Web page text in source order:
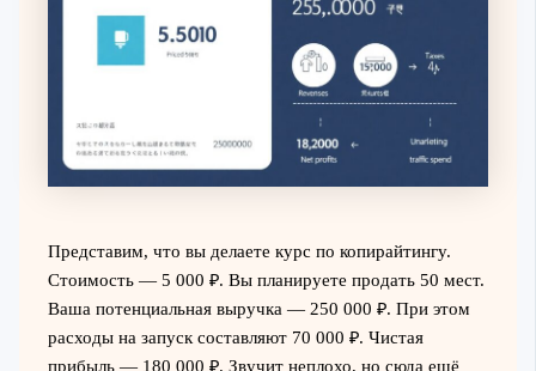
Представим, что вы делаете курс по копирайтингу.
Стоимость — 5 000 ₽. Вы планируете продать 50 мест.
Ваша потенциальная выручка — 250 000 ₽. При этом
расходы на запуск составляют 70 000 ₽. Чистая
прибыль — 180 000 ₽. Звучит неплохо, но сюда ещё